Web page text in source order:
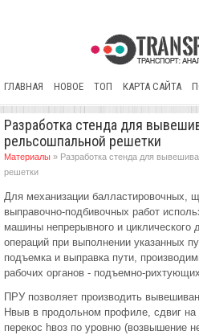
ГЛАВНАЯ НОВОЕ ТОП КАРТА САЙТА
Разработка стенда для
рельсошпальной решетки
Материалы » Разработка стенда для
решетки
Для механизации балластировочных,
выправочно-подбивочных работ
машины непрерывного и циклического
операций при выполнении указанных
подъемка и выправка пути,
рабочих органов - подъемно-
ПРУ позволяет производить
Hвыв в продольном профиле, сдвиг
перекос hвоз по уровню (возвышение